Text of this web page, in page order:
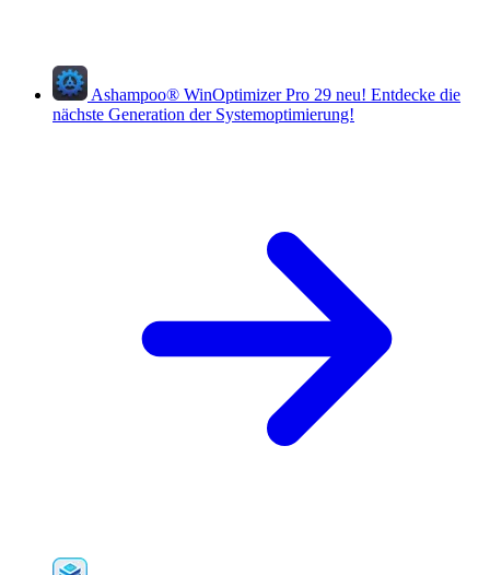
Ashampoo® WinOptimizer Pro 29 neu! Entdecke die
nächste Generation der Systemoptimierung!